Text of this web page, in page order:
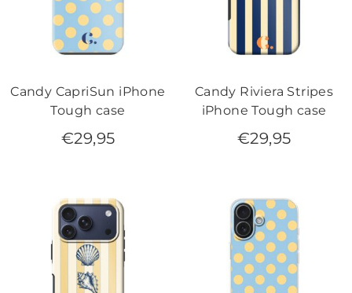
Candy CapriSun iPhone
Tough case
€29,95
Candy Riviera Stripes
iPhone Tough case
€29,95